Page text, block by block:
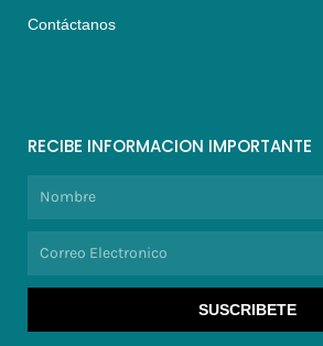
Contáctanos
RECIBE INFORMACION IMPORTANTE
SUSCRIBETE